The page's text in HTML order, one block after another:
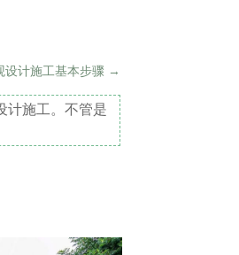
设计施工基本步骤 →
计施工。不管是